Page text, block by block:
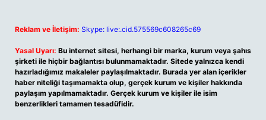
Reklam ve İletişim: Skype: live:.cid.575569c608265c69
Yasal Uyarı: Bu internet sitesi, herhangi bir marka, kurum veya şahıs
şirketi ile hiçbir bağlantısı bulunmamaktadır. Sitede yalnızca kendi
hazırladığımız makaleler paylaşılmaktadır. Burada yer alan içerikler
haber niteliği taşımamakta olup, gerçek kurum ve kişiler hakkında
paylaşım yapılmamaktadır. Gerçek kurum ve kişiler ile isim
benzerlikleri tamamen tesadüfidir.